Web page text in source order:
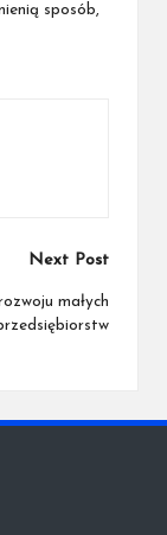
sposób,
Next Post
małych